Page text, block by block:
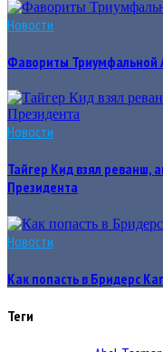
Новости
Фавориты Триумфальной
Новости
Тайгер Кид взял реванш,
Президента
Новости
Как попасть в Бридерс
Теги